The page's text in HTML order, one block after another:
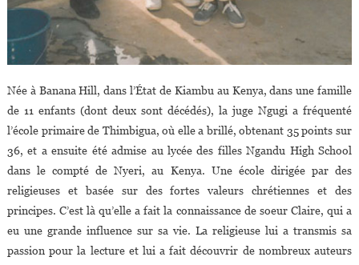
Née à Banana Hill, dans l’État de Kiambu au Kenya, dans une famille
de 11 enfants (dont deux sont décédés), la juge Ngugi a fréquenté
l’école primaire de Thimbigua, où elle a brillé, obtenant 35 points sur
36, et a ensuite été admise au lycée des filles Ngandu High School
dans le compté de Nyeri, au Kenya. Une école dirigée par des
religieuses et basée sur des fortes valeurs chrétiennes et des
principes. C’est là qu’elle a fait la connaissance de soeur Claire, qui a
eu une grande influence sur sa vie. La religieuse lui a transmis sa
passion pour la lecture et lui a fait découvrir de nombreux auteurs